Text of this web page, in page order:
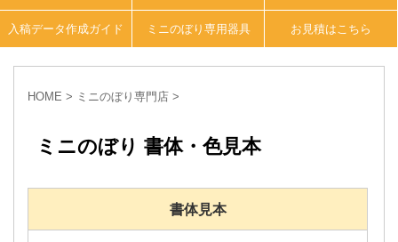
入稿データ作成ガイド ミニのぼり専用器具 お見積はこちら
HOME > ミニのぼり専門店 >
ミニのぼり 書体・色見本
書体見本